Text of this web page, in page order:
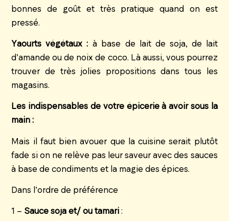
bonnes de goût et très pratique quand on est
pressé.
Yaourts végétaux : à base de lait de soja, de lait
d’amande ou de noix de coco. Là aussi, vous pourrez
trouver de très jolies propositions dans tous les
magasins.
Les indispensables de votre épicerie à avoir sous la
main :
Mais il faut bien avouer que la cuisine serait plutôt
fade si on ne relève pas leur saveur avec des sauces
à base de condiments et la magie des épices.
Dans l’ordre de préférence
1 – Sauce soja et/ ou tamari :